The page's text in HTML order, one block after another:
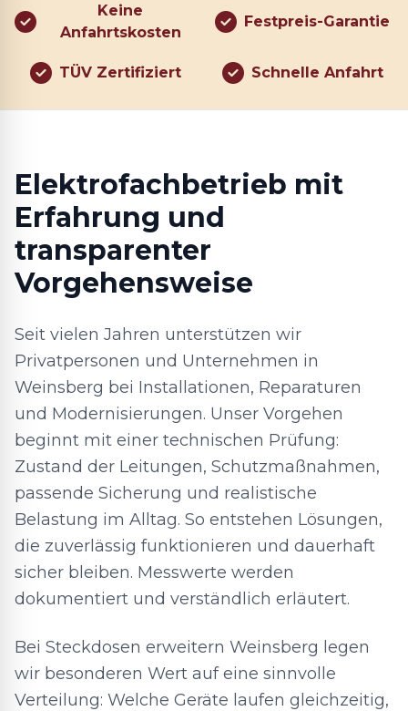
Keine
Anfahrtskosten
Festpreis-Garantie
TÜV Zertifiziert Schnelle Anfahrt
Elektrofachbetrieb mit
Erfahrung und
transparenter
Vorgehensweise
Seit vielen Jahren unterstützen wir
Privatpersonen und Unternehmen in
Weinsberg bei Installationen, Reparaturen
und Modernisierungen. Unser Vorgehen
beginnt mit einer technischen Prüfung:
Zustand der Leitungen, Schutzmaßnahmen,
passende Sicherung und realistische
Belastung im Alltag. So entstehen Lösungen,
die zuverlässig funktionieren und dauerhaft
sicher bleiben. Messwerte werden
dokumentiert und verständlich erläutert.
Bei Steckdosen erweitern Weinsberg legen
wir besonderen Wert auf eine sinnvolle
Verteilung: Welche Geräte laufen gleichzeitig,